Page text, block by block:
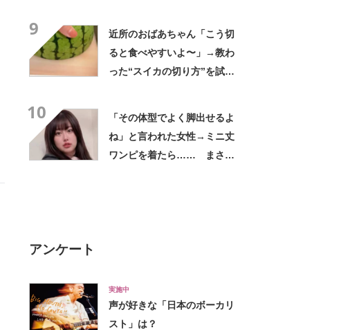
9
近所のおばあちゃん「こう切
ると食べやすいよ〜」→教わ
った“スイカの切り方”を試し
10
「その体型でよく脚出せるよ
ね」と言われた女性→ミニ丈
ワンピを着たら…… まさか
アンケート
実施中
声が好きな「日本のボーカリ
スト」は？